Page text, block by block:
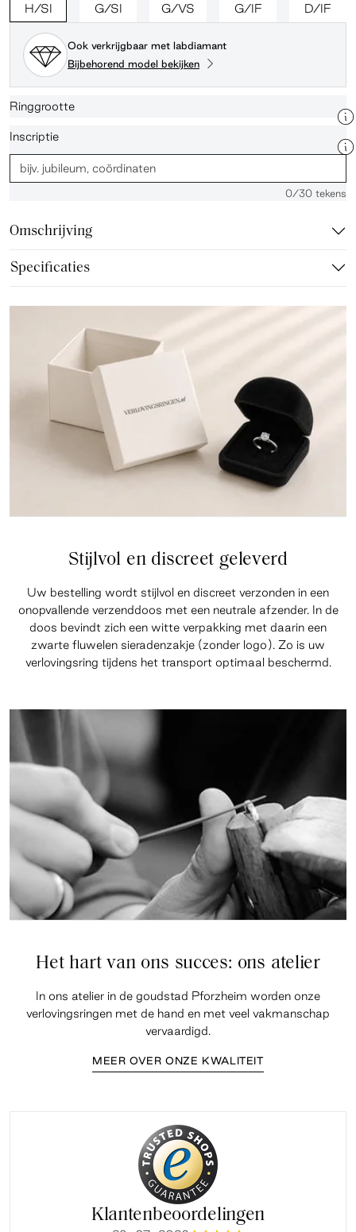
H/SI G/SI G/VS G/IF D/IF
Ook verkrijgbaar met labdiamant
Bijbehorend model bekijken
Ringgrootte
Inscriptie
0/30 tekens
Omschrijving
Specificaties
Stijlvol en discreet geleverd
Uw bestelling wordt stijlvol en discreet verzonden in een
onopvallende verzenddoos met een neutrale afzender. In de
doos bevindt zich een witte verpakking met daarin een
zwarte fluwelen sieradenzakje (zonder logo). Zo is uw
verlovingsring tijdens het transport optimaal beschermd.
Het hart van ons succes: ons atelier
In ons atelier in de goudstad Pforzheim worden onze
verlovingsringen met de hand en met veel vakmanschap
vervaardigd.
MEER OVER ONZE KWALITEIT
Klantenbeoordelingen